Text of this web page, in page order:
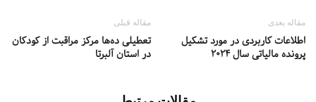
مقاله قبلی
تعطیلی ده‌ها مرکز مراقبت از کودکان
در استان آلبرتا
مقاله بعدی
اطلاعات کاربردی در مورد تشکیل
پرونده مالیاتی سال ۲۰۲۴